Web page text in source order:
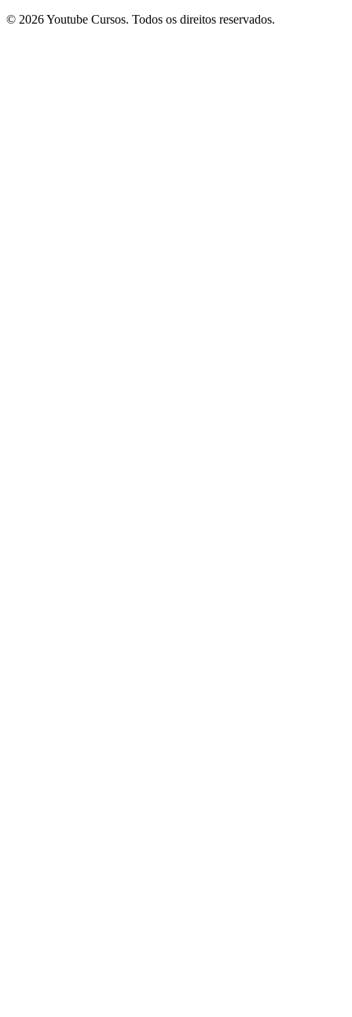
© 2026 Youtube Cursos. Todos os direitos reservados.